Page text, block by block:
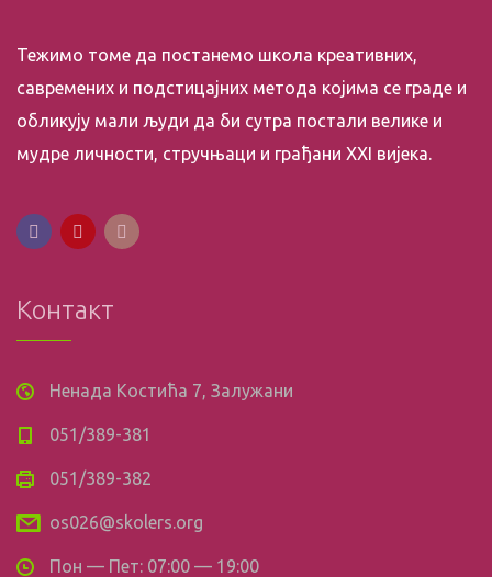
Тежимо томе да постанемо школа креативних,
савремених и подстицајних метода којима се граде и
обликују мали људи да би сутра постали велике и
мудре личности, стручњаци и грађани XXI вијека.
Контакт
Ненада Костића 7, Залужани
051/389-381
051/389-382
os026@skolers.org
Пон — Пет: 07:00 — 19:00